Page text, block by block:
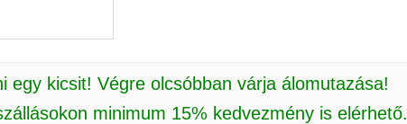
egy kicsit! Végre olcsóbban várja álomutazása!
minimum 15% kedvezmény is elérhető.